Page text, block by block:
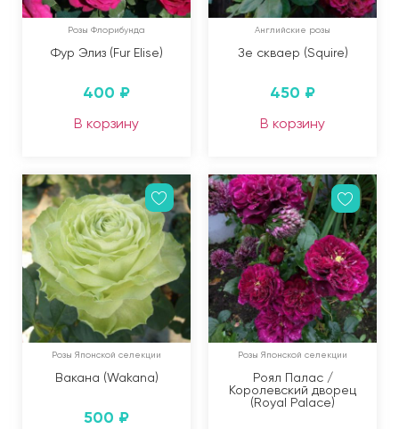
Розы Флорибунда
Фур Элиз (Fur Elise)
400 ₽
В корзину
Английские розы
Зе скваер (Squire)
450 ₽
В корзину
Розы Японской селекции
Вакана (Wakana)
500 ₽
Розы Японской селекции
Роял Палас /
Королевский дворец
(Royal Palace)